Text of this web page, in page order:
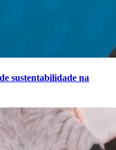
sustentabilidade na